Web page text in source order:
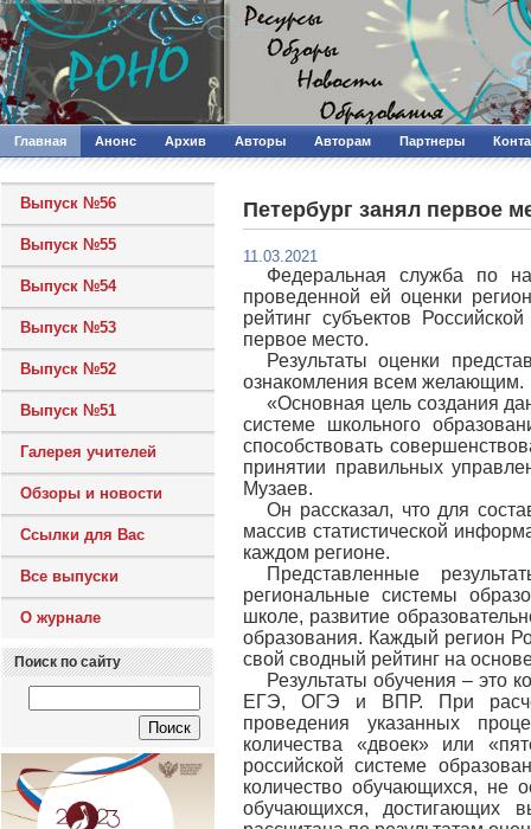
Главная Анонс Архив Авторы Авторам Партнеры
Выпуск №56
Выпуск №55
Выпуск №54
Выпуск №53
Выпуск №52
Выпуск №51
Галерея учителей
Обзоры и новости
Ссылки для Вас
Все выпуски
О журнале
Поиск по сайту
Петербург занял первое
11.03.2021
Федеральная служба по
проведенной ей оценки
рейтинг субъектов
первое место.
Результаты оценки
ознакомления всем желающим.
«Основная цель создания
системе школьного
способствовать
принятии правильных
Музаев.
Он рассказал, что для
массив статистической
каждом регионе.
Представленные
региональные системы
школе, развитие
образования. Каждый регион
свой сводный рейтинг на
Результаты обучения – это
ЕГЭ, ОГЭ и ВПР. При
проведения указанных
количества «двоек» или
российской системе
количество обучающихся, не
обучающихся, достигающих